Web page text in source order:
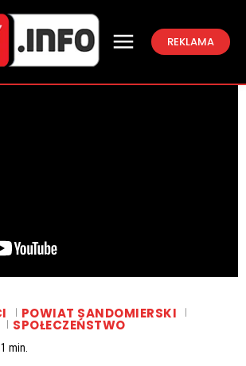
REKLAMA
POWIAT SANDOMIERSKI
SPOŁECZEŃSTWO
1 min.